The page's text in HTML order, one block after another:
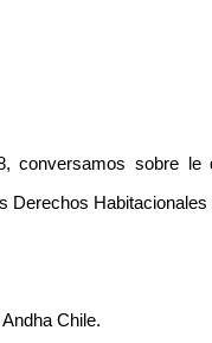
conversamos sobre
Derechos Habitacionales
Chile.